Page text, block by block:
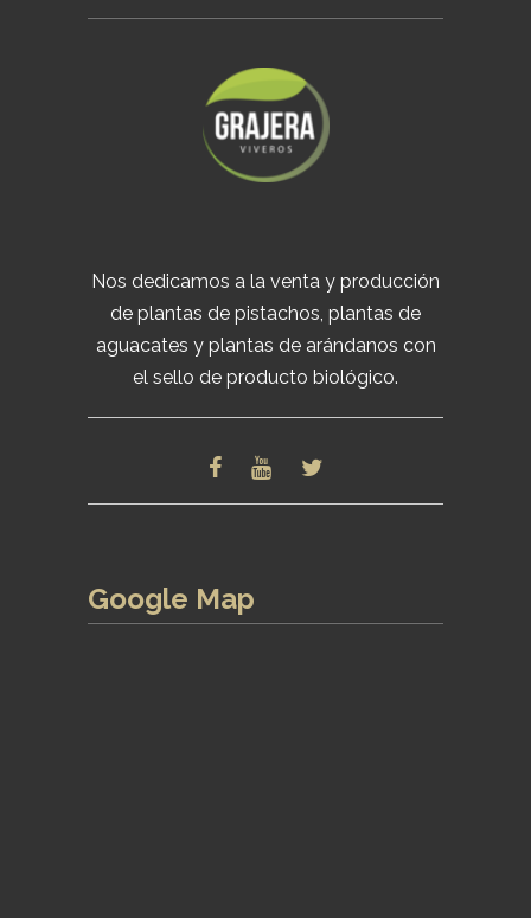
Nos dedicamos a la venta y producción
de plantas de pistachos, plantas de
aguacates y plantas de arándanos con
el sello de producto biológico.
Google Map